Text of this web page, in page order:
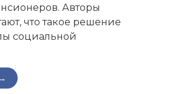
Авторы
что такое решение
социальной